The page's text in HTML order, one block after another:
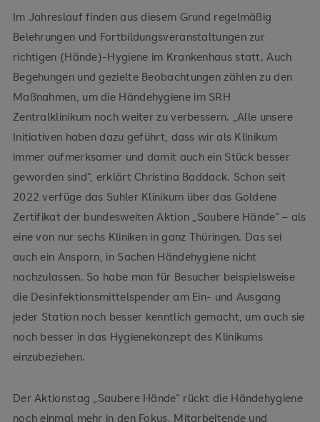
Im Jahreslauf finden aus diesem Grund regelmäßig
Belehrungen und Fortbildungsveranstaltungen zur
richtigen (Hände)-Hygiene im Krankenhaus statt. Auch
Begehungen und gezielte Beobachtungen zählen zu den
Maßnahmen, um die Händehygiene im SRH
Zentralklinikum noch weiter zu verbessern. „Alle unsere
Initiativen haben dazu geführt, dass wir als Klinikum
immer aufmerksamer und damit auch ein Stück besser
geworden sind“, erklärt Christina Baddack. Schon seit
2022 verfüge das Suhler Klinikum über das Goldene
Zertifikat der bundesweiten Aktion „Saubere Hände“ – als
eine von nur sechs Kliniken in ganz Thüringen. Das sei
auch ein Ansporn, in Sachen Händehygiene nicht
nachzulassen. So habe man für Besucher beispielsweise
die Desinfektionsmittelspender am Ein- und Ausgang
jeder Station noch besser kenntlich gemacht, um auch sie
noch besser in das Hygienekonzept des Klinikums
einzubeziehen.
Der Aktionstag „Saubere Hände“ rückt die Händehygiene
noch einmal mehr in den Fokus. Mitarbeitende und